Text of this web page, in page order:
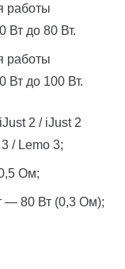
работы
Вт до 80 Вт.
работы
Вт до 100 Вт.
2 / iJust 2
/ Lemo 3;
Ом;
— 80 Вт (0,3 Ом);